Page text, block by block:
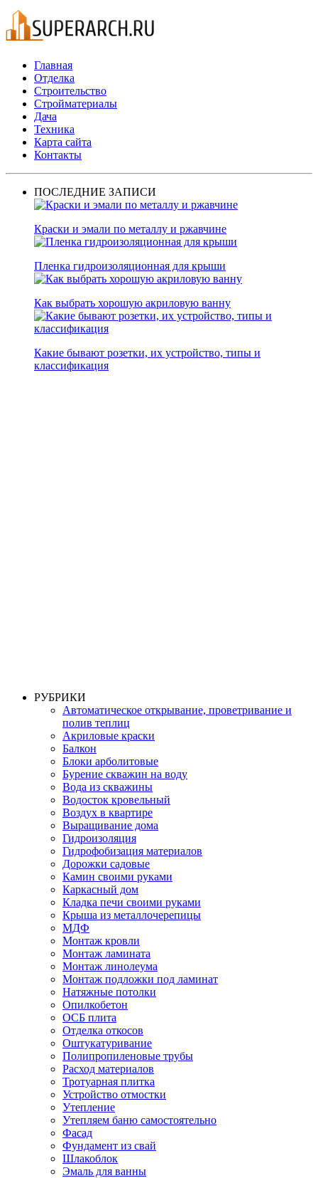
Главная
Отделка
Строительство
Стройматериалы
Дача
Техника
Карта сайта
Контакты
ПОСЛЕДНИЕ ЗАПИСИ
Краски и эмали по металлу и ржавчине
Пленка гидроизоляционная для крыши
Как выбрать хорошую акриловую ванну
Какие бывают розетки, их устройство, типы и
классификация
РУБРИКИ
Автоматическое открывание, проветривание и
полив теплиц
Акриловые краски
Балкон
Блоки арболитовые
Бурение скважин на воду
Вода из скважины
Водосток кровельный
Воздух в квартире
Выращивание дома
Гидроизоляция
Гидрофобизация материалов
Дорожки садовые
Камин своими руками
Каркасный дом
Кладка печи своими руками
Крыша из металлочерепицы
МДФ
Монтаж кровли
Монтаж ламината
Монтаж линолеума
Монтаж подложки под ламинат
Натяжные потолки
Опилкобетон
ОСБ плита
Отделка откосов
Оштукатуривание
Полипропиленовые трубы
Расход материалов
Тротуарная плитка
Устройство отмостки
Утепление
Утепляем баню самостоятельно
Фасад
Фундамент из свай
Шлакоблок
Эмаль для ванны